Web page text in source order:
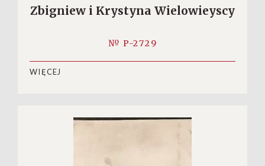
Zbigniew i Krystyna Wielowieyscy
№ P-2729
WIĘCEJ